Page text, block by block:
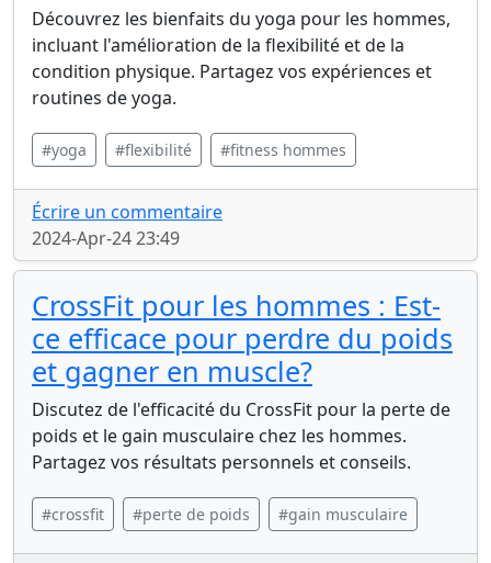
Découvrez les bienfaits du yoga pour les hommes,
incluant l'amélioration de la flexibilité et de la
condition physique. Partagez vos expériences et
routines de yoga.
#yoga #flexibilité #fitness hommes
Écrire un commentaire
2024-Apr-24 23:49
CrossFit pour les hommes : Est-
ce efficace pour perdre du poids
et gagner en muscle?
Discutez de l'efficacité du CrossFit pour la perte de
poids et le gain musculaire chez les hommes.
Partagez vos résultats personnels et conseils.
#crossfit #perte de poids #gain musculaire